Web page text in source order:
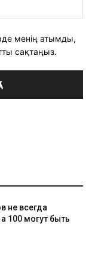
менің атымды,
сақтаңыз.
не всегда
100 могут быть